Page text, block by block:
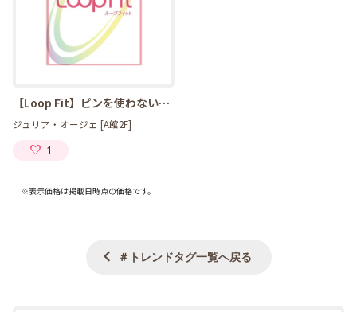
【Loop Fit】ピンを使わないNewウィッグ登場！
ジュリア・オージェ [A館2F]
1
※表示価格は掲載日時点の価格です。
＃トレンドタグ一覧へ戻る